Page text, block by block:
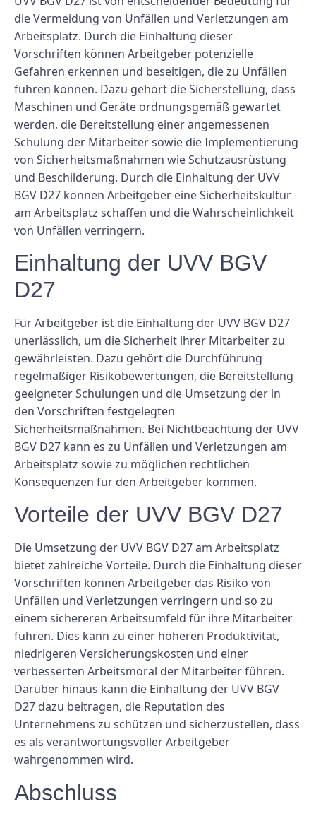
die Vermeidung von Unfällen und Verletzungen am
Arbeitsplatz. Durch die Einhaltung dieser
Vorschriften können Arbeitgeber potenzielle
Gefahren erkennen und beseitigen, die zu Unfällen
führen können. Dazu gehört die Sicherstellung, dass
Maschinen und Geräte ordnungsgemäß gewartet
werden, die Bereitstellung einer angemessenen
Schulung der Mitarbeiter sowie die Implementierung
von Sicherheitsmaßnahmen wie Schutzausrüstung
und Beschilderung. Durch die Einhaltung der UVV
BGV D27 können Arbeitgeber eine Sicherheitskultur
am Arbeitsplatz schaffen und die Wahrscheinlichkeit
von Unfällen verringern.
Einhaltung der UVV BGV
D27
Für Arbeitgeber ist die Einhaltung der UVV BGV D27
unerlässlich, um die Sicherheit ihrer Mitarbeiter zu
gewährleisten. Dazu gehört die Durchführung
regelmäßiger Risikobewertungen, die Bereitstellung
geeigneter Schulungen und die Umsetzung der in
den Vorschriften festgelegten
Sicherheitsmaßnahmen. Bei Nichtbeachtung der UVV
BGV D27 kann es zu Unfällen und Verletzungen am
Arbeitsplatz sowie zu möglichen rechtlichen
Konsequenzen für den Arbeitgeber kommen.
Vorteile der UVV BGV D27
Die Umsetzung der UVV BGV D27 am Arbeitsplatz
bietet zahlreiche Vorteile. Durch die Einhaltung dieser
Vorschriften können Arbeitgeber das Risiko von
Unfällen und Verletzungen verringern und so zu
einem sichereren Arbeitsumfeld für ihre Mitarbeiter
führen. Dies kann zu einer höheren Produktivität,
niedrigeren Versicherungskosten und einer
verbesserten Arbeitsmoral der Mitarbeiter führen.
Darüber hinaus kann die Einhaltung der UVV BGV
D27 dazu beitragen, die Reputation des
Unternehmens zu schützen und sicherzustellen, dass
es als verantwortungsvoller Arbeitgeber
wahrgenommen wird.
Abschluss